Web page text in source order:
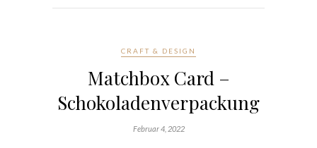
CRAFT & DESIGN
Matchbox Card –
Schokoladenverpackung
Februar 4, 2022